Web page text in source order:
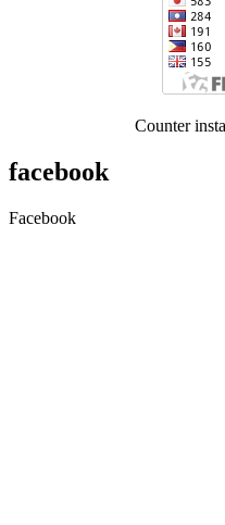
Counter
facebook
Facebook